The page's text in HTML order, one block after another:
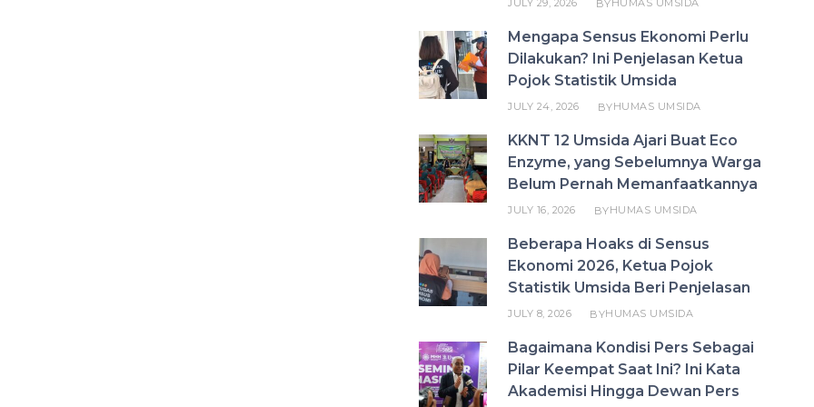
JULY 29, 2026 BYHUMAS UMSIDA
Mengapa Sensus Ekonomi Perlu
Dilakukan? Ini Penjelasan Ketua
Pojok Statistik Umsida
JULY 24, 2026 BYHUMAS UMSIDA
KKNT 12 Umsida Ajari Buat Eco
Enzyme, yang Sebelumnya Warga
Belum Pernah Memanfaatkannya
JULY 16, 2026 BYHUMAS UMSIDA
Beberapa Hoaks di Sensus
Ekonomi 2026, Ketua Pojok
Statistik Umsida Beri Penjelasan
JULY 8, 2026 BYHUMAS UMSIDA
Bagaimana Kondisi Pers Sebagai
Pilar Keempat Saat Ini? Ini Kata
Akademisi Hingga Dewan Pers